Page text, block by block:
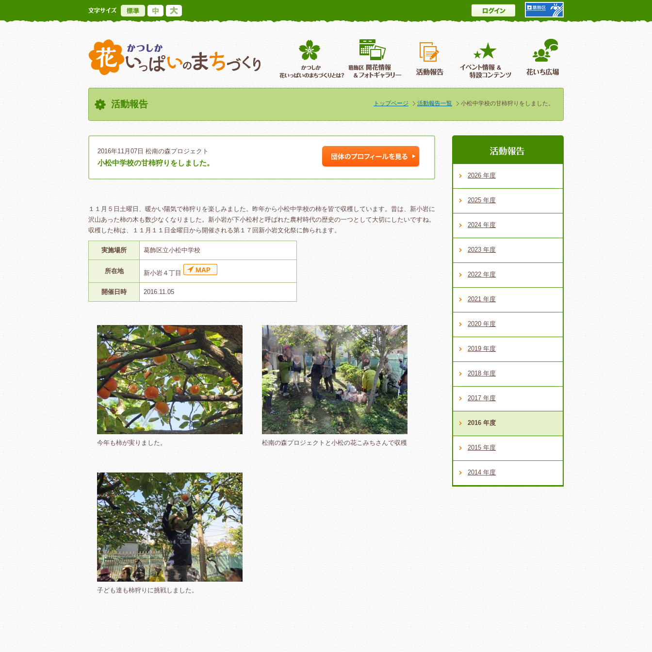
標準 ログイン
かつしか花いっぱいのまちづくり葛飾区花いっぱいのまちづくりとは葛飾区開花情報＆フォトギャラリー イベント情報 ＆特設コンテンツ
活動報告 トップページ 活動報告一覧 小松中学校の甘柿狩りをしました。
2016年11月07日 松南の森プロジェクト
小松中学校の甘柿狩りをしました。
１１月５日土曜日、暖かい陽気で柿狩りを楽しみました。昨年から小松中学校の柿を皆で収穫しています。昔は、新小岩に
沢山あった柿の木も数少なくなりました。新小岩が下小松村と呼ばれた農村時代の歴史の一つとして大切にしたいですね。
収穫した柿は、１１月１１日金曜日から開催される第１７回新小岩文化祭に飾られます。
実施場所 葛飾区立小松中学校
所在地 新小岩４丁目
開催日時 2016.11.05
今年も柿が実りました。 松南の森プロジェクトと小松の花こみちさんで収穫
子ども達も柿狩りに挑戦しました。
2026 年度
2025 年度
2024 年度
2023 年度
2022 年度
2021 年度
2020 年度
2019 年度
2018 年度
2017 年度
2016 年度
2015 年度
2014 年度